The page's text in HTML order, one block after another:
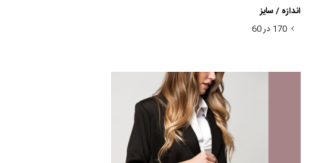
اندازه / سایز
170 در 60